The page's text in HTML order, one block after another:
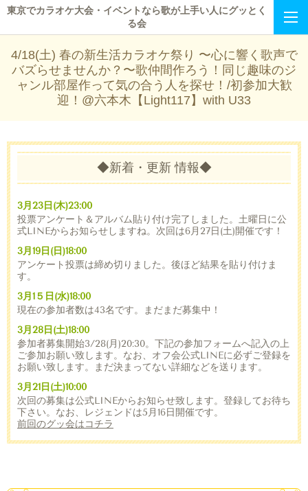
東京でカラオケ大会・イベントなら歌が上手い人にグッとく
る会
4/18(土) 春の新生活カラオケ祭り 〜心に響く歌声で
バズらせませんか？〜歌仲間作ろう！同じ趣味のジ
ャンル部屋作って気の合う人を探せ！/初参加大歓
迎！@六本木【Light117】with U33
◆新着・更新 情報◆
3月23日(木)23:00
投票アンケート＆アルバム貼り付け完了しました。土曜日に公
式LINEからお知らせしますね。次回は6月27日(土)開催です！
3月19日(日)18:00
アンケート投票は締め切りました。後ほど結果を貼り付けま
す。
3月1５日(水)18:00
現在の参加者数は43名です。まだまだ募集中！
3月28日(土)18:00
参加者募集開始3/28(月)20:30。下記の参加フォームへ記入の上
ご参加お願い致します。なお、オフ会公式LINEに必ずご登録を
お願い致します。まだ決まってない詳細などを送ります。
3月21日(土)10:00
次回の募集は公式LINEからお知らせ致します。登録してお待ち
下さい。なお、レジェンドは5月16日開催です。
前回のグッ会はコチラ